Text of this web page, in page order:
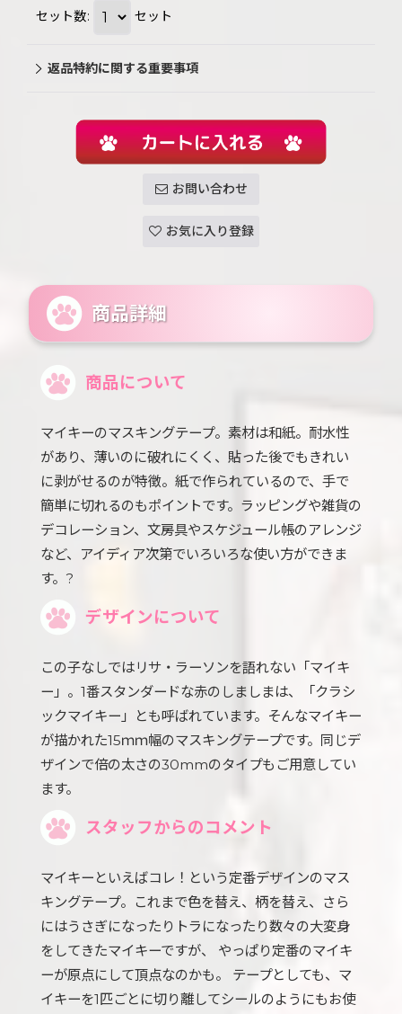
セット数: セット
返品特約に関する重要事項
お問い合わせ
お気に入り登録
商品詳細
商品について
マイキーのマスキングテープ。素材は和紙。耐水性
があり、薄いのに破れにくく、貼った後でもきれい
に剥がせるのが特徴。紙で作られているので、手で
簡単に切れるのもポイントです。ラッピングや雑貨の
デコレーション、文房具やスケジュール帳のアレンジ
など、アイディア次第でいろいろな使い方ができま
す。?
デザインについて
この子なしではリサ・ラーソンを語れない「マイキ
ー」。1番スタンダードな赤のしましまは、「クラシ
ックマイキー」とも呼ばれています。そんなマイキー
が描かれた15ｍｍ幅のマスキングテープです。同じデ
ザインで倍の太さの30mmのタイプもご用意してい
ます。
スタッフからのコメント
マイキーといえばコレ！という定番デザインのマス
キングテープ。これまで色を替え、柄を替え、さら
にはうさぎになったりトラになったり数々の大変身
をしてきたマイキーですが、 やっぱり定番のマイキ
ーが原点にして頂点なのかも。 テープとしても、マ
イキーを1匹ごとに切り離してシールのようにもお使